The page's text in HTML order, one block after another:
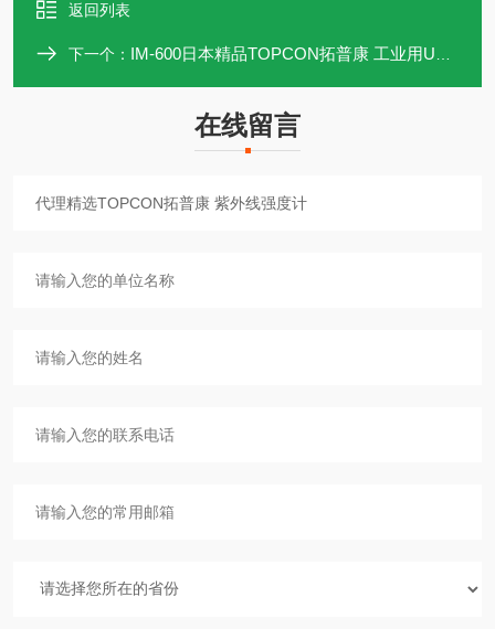
返回列表
下一个： IM-600日本精品TOPCON拓普康 工业用UV检查仪
在线留言